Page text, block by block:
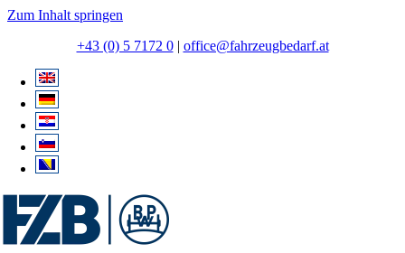
Zum Inhalt springen
+43 (0) 5 7172 0| office@fahrzeugbedarf.at